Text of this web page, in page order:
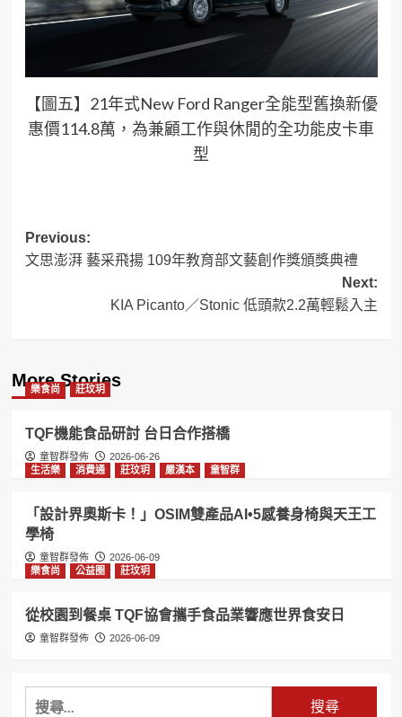
【圖五】21年式New Ford Ranger全能型舊換新優
惠價114.8萬，為兼顧工作與休閒的全功能皮卡車
型
Post
navigation
Previous:
文思澎湃 藝采飛揚 109年教育部文藝創作獎頒獎典禮
Next:
KIA Picanto／Stonic 低頭款2.2萬輕鬆入主
More Stories
樂食尚 莊玟玥
TQF機能食品研討 台日合作搭橋
童智群發佈
2026-06-26
生活樂
消費通 莊玟玥 嚴漢本 童智群
「設計界奧斯卡！」OSIM雙產品AI•5感養身椅與天王工
學椅
童智群發佈
2026-06-09
樂食尚
公益圈 莊玟玥
從校園到餐桌 TQF協會攜手食品業響應世界食安日
童智群發佈 2026-06-09
搜